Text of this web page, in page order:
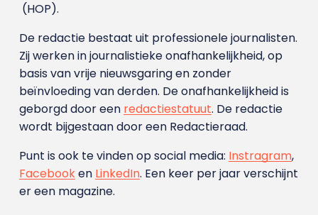
(HOP).
De redactie bestaat uit professionele journalisten.
Zij werken in journalistieke onafhankelijkheid, op
basis van vrije nieuwsgaring en zonder
beïnvloeding van derden. De onafhankelijkheid is
geborgd door een redactiestatuut. De redactie
wordt bijgestaan door een Redactieraad.
Punt is ook te vinden op social media: Instragram,
Facebooken LinkedIn. Een keer per jaar verschijnt
er een magazine.